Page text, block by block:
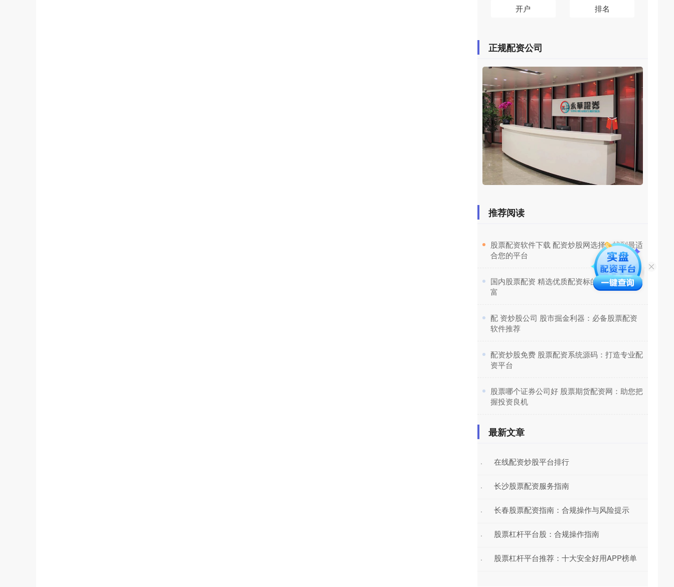
开户 排名
正规配资公司
推荐阅读
​股票配资软件下载 配资炒股网选择：找到最适
合您的平台
​国内股票配资 精选优质配资标的，助你投资致
富
​配 资炒股公司 股市掘金利器：必备股票配资
软件推荐
​配资炒股免费 股票配资系统源码：打造专业配
资平台
​股票哪个证券公司好 股票期货配资网：助您把
握投资良机
最新文章
· 在线配资炒股平台排行
· 长沙股票配资服务指南
· 长春股票配资指南：合规操作与风险提示
· 股票杠杆平台股：合规操作指南
· 股票杠杆平台推荐：十大安全好用APP榜单